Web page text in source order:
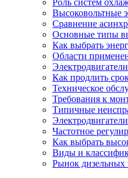
Роль систем
Высоковольтные
Сравнение
Основные типы
Как выбрать
Области
Как продлить
Техническое
Требования к
Типичные
Частотное
Как выбрать
Виды и
Рынок дизельных